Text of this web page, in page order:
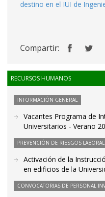
destino en el IUI de
Compartir:
RECURSOS HUMANOS
INFORMACIÓN GENERAL
Vacantes Programa de
Universitarios - Verano
PREVENCIÓN DE RIESGOS
Activación de la
en edificios de la
CONVOCATORIAS DE PERSONAL